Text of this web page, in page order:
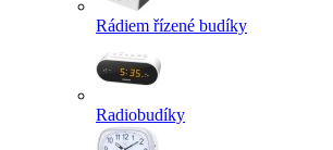
Rádiem řízené budíky
Radiobudíky